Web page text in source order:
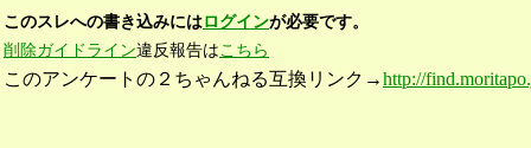
このスレへの書き込みにはログインが必要です。
削除ガイドライン違反報告はこちら
このアンケートの２ちゃんねる互換リンク→http://